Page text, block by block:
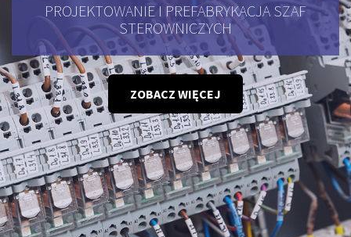
PROJEKTOWANIE I PREFABRYKACJA SZAF
STEROWNICZYCH
ZOBACZ WIĘCEJ